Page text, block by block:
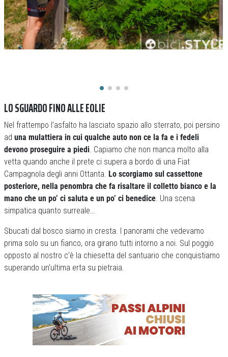
LO SGUARDO FINO ALLE EOLIE
Nel frattempo l’asfalto ha lasciato spazio allo sterrato, poi persino
ad una mulattiera in cui qualche auto non ce la fa e i fedeli
devono proseguire a piedi . Capiamo che non manca molto alla
vetta quando anche il prete ci supera a bordo di una Fiat
Campagnola degli anni Ottanta. Lo scorgiamo sul cassettone
posteriore, nella penombra che fa risaltare il colletto bianco e la
mano che un po’ ci saluta e un po’ ci benedice . Una scena
simpatica quanto surreale…
Sbucati dal bosco siamo in cresta. I panorami che vedevamo
prima solo su un fianco, ora girano tutti intorno a noi. Sul poggio
opposto al nostro c’è la chiesetta del santuario che conquistiamo
superando un’ultima erta su pietraia.